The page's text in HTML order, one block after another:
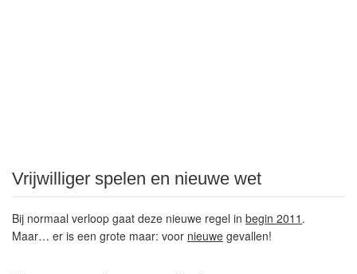
Vrijwilliger spelen en nieuwe wet
Bij normaal verloop gaat deze nieuwe regel in begin 2011 .
Maar… er is een grote maar: voor nieuwe gevallen!